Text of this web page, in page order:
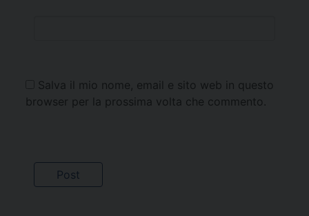
Salva il mio nome, email e sito web in questo
browser per la prossima volta che commento.